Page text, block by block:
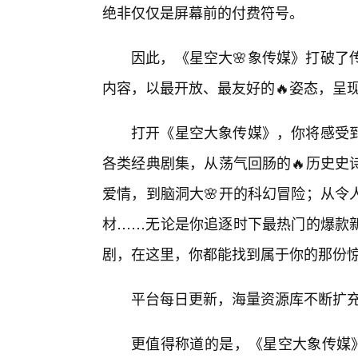
绝非仅仅是屏幕前的付费符号。
因此，《星空大🌸象传媒》打破
内容，以最开放、最友好的🔥姿态，呈
打开《星空大象传媒》，你将感受
各类经典剧集，从荡气回肠的🔥历史
爱情，到脑洞大🌸开的科幻冒险；从
材……无论是你追逐时下最热门的爆款
剧，在这里，你都能找到属于你的那份
平台每日更新，海量资源库不断扩
更值得称道的是，《星空大象传媒